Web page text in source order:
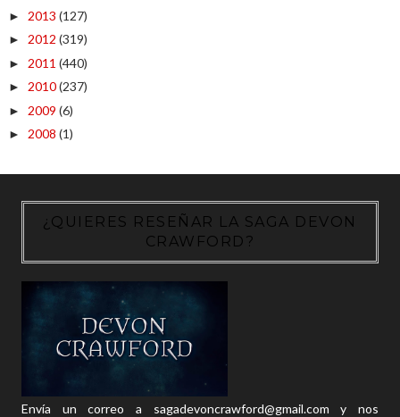
► 2013 (127)
► 2012 (319)
► 2011 (440)
► 2010(237)
► 2009 (6)
► 2008 (1)
¿QUIERES RESEÑAR LA SAGA DEVON
CRAWFORD?
Envía un correo a sagadevoncrawford@gmail.com y nos